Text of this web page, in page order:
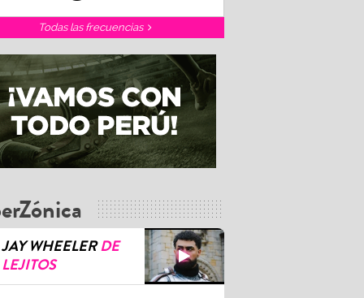
Todas las frecuencias
JAY WHEELERDE
LEJITOS